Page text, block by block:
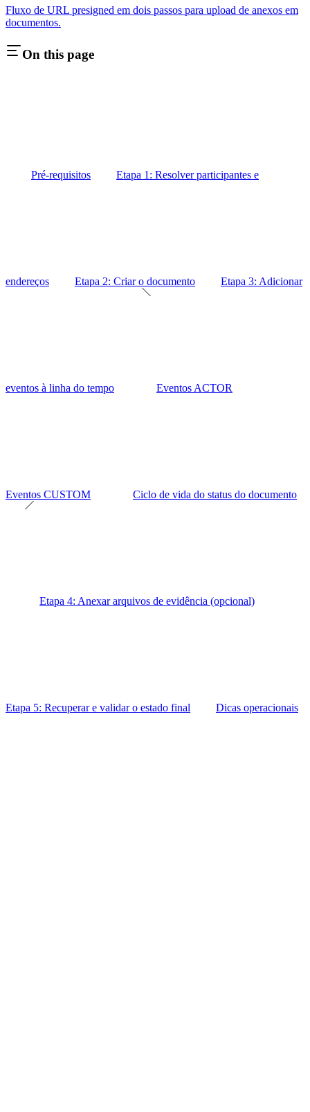
Fluxo de URL presigned em dois passos para upload de anexos em
documentos.
On this page
Pré-requisitos Etapa 1: Resolver participantes e
endereços Etapa 2: Criar o documento Etapa 3: Adicionar
eventos à linha do tempo Eventos ACTOR
Eventos CUSTOM Ciclo de vida do status do documento
Etapa 4: Anexar arquivos de evidência (opcional)
Etapa 5: Recuperar e validar o estado final Dicas operacionais